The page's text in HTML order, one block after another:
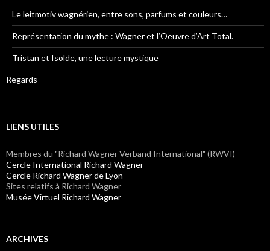
Le leitmotiv wagnérien, entre sons, parfums et couleurs…
Représentation du mythe : Wagner et l’Oeuvre d’Art Total.
Tristan et Isolde, une lecture mystique
Regards
LIENS UTILES
Membres du "Richard Wagner Verband International" (RWVI)
Cercle International Richard Wagner
Cercle Richard Wagner de Lyon
Sites relatifs à Richard Wagner
Musée Virtuel Richard Wagner
ARCHIVES